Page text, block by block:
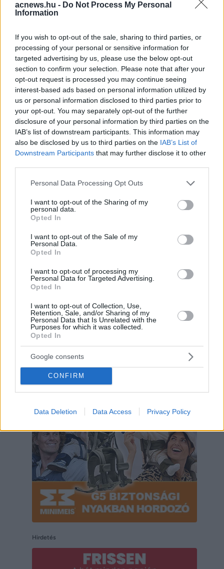
acnews.hu - Do Not Process My Personal
Information
If you wish to opt-out of the sale, sharing to third parties, or
processing of your personal or sensitive information for
targeted advertising by us, please use the below opt-out
section to confirm your selection. Please note that after your
opt-out request is processed you may continue seeing
interest-based ads based on personal information utilized by
us or personal information disclosed to third parties prior to
your opt-out. You may separately opt-out of the further
disclosure of your personal information by third parties on the
IAB’s list of downstream participants. This information may
also be disclosed by us to third parties on the IAB’s List of
Downstream Participants that may further disclose it to other
Please note that this website/app uses one or more Google
not limited to your visit or usage behaviour. You may click to
grant or deny consent to Google and its third-party tags to
use your data for below specified purposes in below Google
consent section.
Personal Data Processing Opt Outs
I want to opt-out of the Sharing of my
personal data.
Opted In
I want to opt-out of the Sale of my
Personal Data.
Opted In
I want to opt-out of processing my
Personal Data for Targeted Advertising.
Opted In
I want to opt-out of Collection, Use,
Retention, Sale, and/or Sharing of my
Personal Data that Is Unrelated with the
Purposes for which it was collected.
Opted In
Google consents
CONFIRM
Data Deletion Data Access Privacy Policy
Reddit Telegram
Email
Hirdetés
Hirdetés
Hirdetés